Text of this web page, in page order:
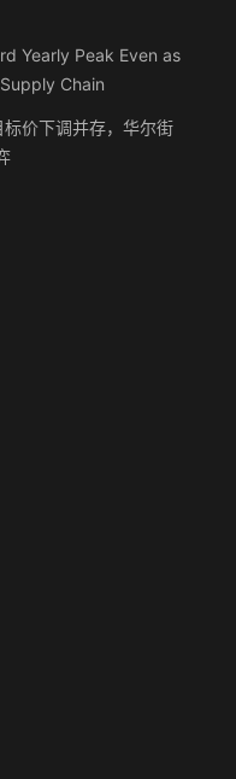
Yearly Peak Even as
Chain
价下调并存，华尔街